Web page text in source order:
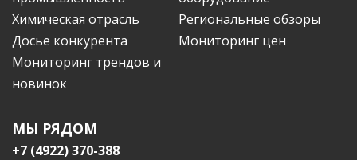
Химическая отрасль
Региональные обзоры
Досье конкурента
Мониторинг цен
Мониторинг трендов и
новинок
МЫ РЯДОМ
+7 (4922) 370-388